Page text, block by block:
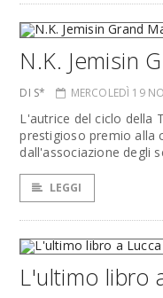
N.K. Jemisin
DI S* MERCOLEDÌ 19
L'autrice del ciclo della
prestigioso premio alla
dall'associazione degli
LEGGI
L'ultimo libro